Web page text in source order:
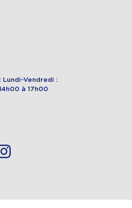
Vendredi :
à 17h00